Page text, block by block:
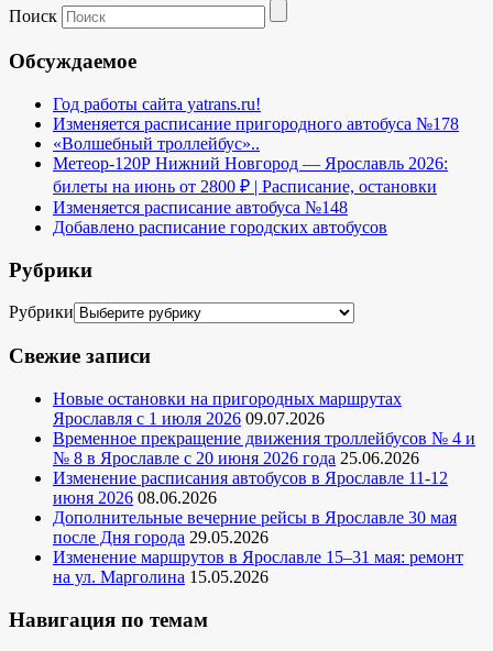
Поиск
Обсуждаемое
Год работы сайта yatrans.ru!
Изменяется расписание пригородного автобуса №178
«Волшебный троллейбус»..
Метеор-120Р Нижний Новгород — Ярославль 2026:
билеты на июнь от 2800 ₽ | Расписание, остановки
Изменяется расписание автобуса №148
Добавлено расписание городских автобусов
Рубрики
Рубрики
Свежие записи
Новые остановки на пригородных маршрутах
Ярославля с 1 июля 2026 09.07.2026
Временное прекращение движения троллейбусов № 4 и
№ 8 в Ярославле с 20 июня 2026 года 25.06.2026
Изменение расписания автобусов в Ярославле 11-12
июня 2026 08.06.2026
Дополнительные вечерние рейсы в Ярославле 30 мая
после Дня города 29.05.2026
Изменение маршрутов в Ярославле 15–31 мая: ремонт
на ул. Марголина 15.05.2026
Навигация по темам